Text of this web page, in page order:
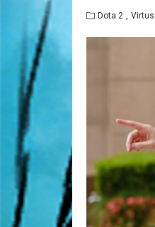
Dota 2